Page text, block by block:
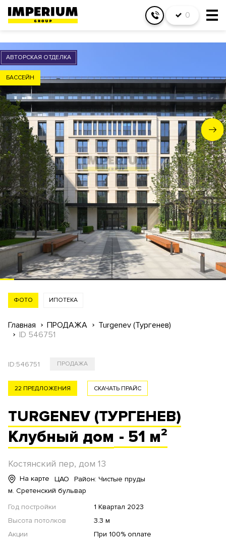
0
АВТОРСКАЯ ОТДЕЛКА
БАССЕЙН
ФОТО ИПОТЕКА
Главная ПРОДАЖА
Turgenev (Тургенев)
ID 546751
ID:546751 ПРОДАЖА
СКАЧАТЬ ПРАЙС
22 ПРЕДЛОЖЕНИЯ
TURGENEV (ТУРГЕНЕВ)
Клубный дом - 51 м²
Костянский пер, дом 13
На карте ЦАО
Район: Чистые пруды
м. Сретенский бульвар
Год постройки
1 Квартал 2023
Высота потолков
3.3 м
Акции
При 100% оплате